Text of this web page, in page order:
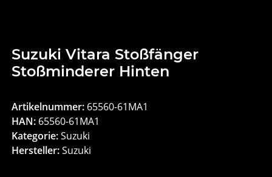
Suzuki Vitara Stoßfänger
Stoßminderer Hinten
Artikelnummer: 65560-61MA1
HAN: 65560-61MA1
Kategorie:Suzuki
Hersteller:Suzuki